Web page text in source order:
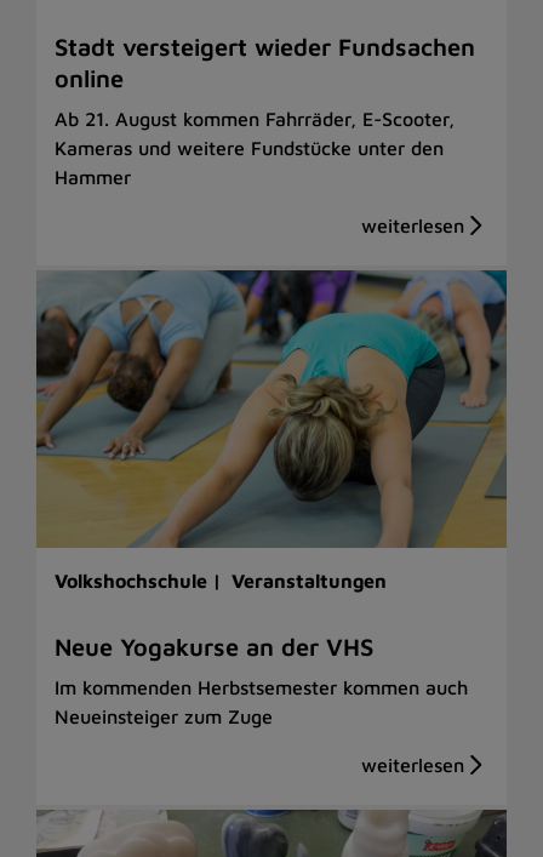
Stadt versteigert wieder Fundsachen
online
Ab 21. August kommen Fahrräder, E-Scooter,
Kameras und weitere Fundstücke unter den
Hammer
Volkshochschule | Veranstaltungen
Neue Yogakurse an der VHS
Im kommenden Herbstsemester kommen auch
Neueinsteiger zum Zuge